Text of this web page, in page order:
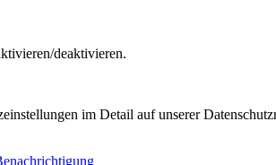
deaktivieren.
im Detail auf unserer